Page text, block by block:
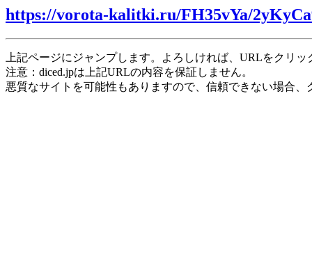
https://vorota-kalitki.ru/FH35vYa/
上記ページにジャンプします。よろしければ、URLをクリ
注意：diced.jpは上記URLの内容を保証しません。
悪質なサイトを可能性もありますので、信頼できない場合、